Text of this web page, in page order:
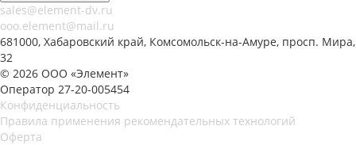
sales@element-dv.ru
ooo.element@mail.ru
681000, Хабаровский край, Комсомольск-на-Амуре, просп. Мира,
32
© 2026 ООО «Элемент»
Оператор 27-20-005454
Конфиденциальность
Правила применения рекомендательных технологий
Оферта